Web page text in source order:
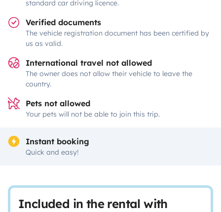
standard car driving licence.
Verified documents
The vehicle registration document has been certified by
us as valid.
International travel not allowed
The owner does not allow their vehicle to leave the
country.
Pets not allowed
Your pets will not be able to join this trip.
Instant booking
Quick and easy!
Included in the rental with